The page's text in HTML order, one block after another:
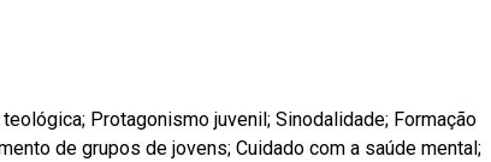
Protagonismo juvenil; Sinodalidade; Formação
de grupos de jovens; Cuidado com a saúde mental;